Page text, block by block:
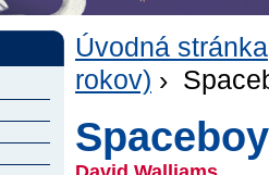
Úvodná stránka
rokov) ›
Spaceboy